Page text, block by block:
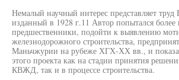
Немалый научный интерес представляет
изданный в 1928 г.11 Автор попытался
предшественники, подойти к выявлению
железнодорожного строительства,
Маньчжурии на рубеже ХГХ-ХХ вв., и
этого проекта как на стадии принятия
КВЖД, так и в процессе строительства.